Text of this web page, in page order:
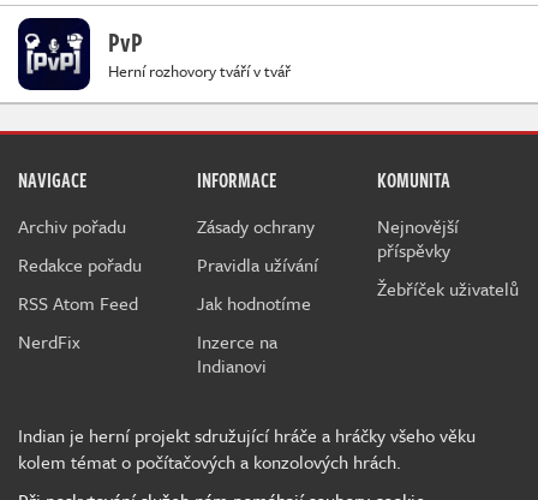
PvP
Herní rozhovory tváří v tvář
NAVIGACE
Archiv pořadu
Redakce pořadu
RSS Atom Feed
NerdFix
INFORMACE
Zásady ochrany
Pravidla užívání
Jak hodnotíme
Inzerce na
Indianovi
KOMUNITA
Nejnovější
příspěvky
Žebříček uživatelů
Indian je herní projekt sdružující hráče a hráčky všeho věku
kolem témat o počítačových a konzolových hrách.